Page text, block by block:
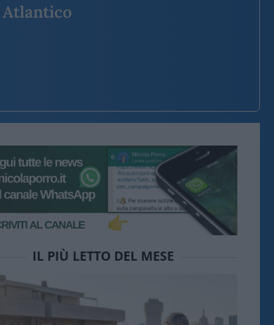
Atlantico
IL PIÙ LETTO DEL MESE